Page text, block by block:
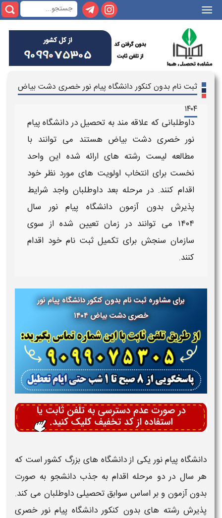
|||
ثبت نام بدون کنکور دانشگاه پیام نور خصری دشت بیاض
۱۴۰۴
داوطلبانی که علاقه مند به تحصیل دردانشگاه پیام
نور خصری دشت بیاض هستند می توانند با
مطالعهلیست رشته هایارائه شده این واحد
نخست برای انتخاب اولویت های مورد نظر خود
اقدام کنند. در مرحله بعد داوطلبان واجد شرایط
پذیرش بدون آزمون دانشگاه پیام نور سال
۱۴۰۴ می توانند در زمان تعیین شده از سوی
سازمان سنجش برای تکمیلثبت نامخود اقدام
کنند.
برای مشاوره ثبت نام بدون کنکور دانشگاه پیام نور
خصری دشت بیاض ۱۴۰۴
دانشگاه پیام نوریکی از دانشگاه های بزرگ کشور است که
هر سال در دو مرحله اقدام به جذب دانشجو به صورت
بدون آزمون و بر اساس سوابق تحصیلی داوطلبان می کند.
پذیرش رشته های بدون کنکور دانشگاه پیام نور خصری